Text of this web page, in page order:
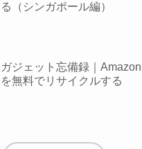
る（シンガポール編）
ガジェット忘備録｜
を無料でリサイクルする